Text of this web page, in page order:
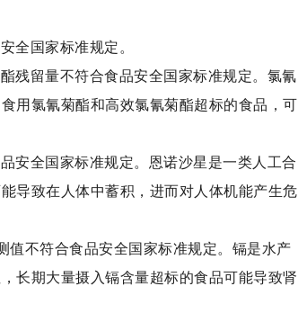
全国家标准规定。
残留量不符合食品安全国家标准规定。氯氰
用氯氰菊酯和高效氯氰菊酯超标的食品，可
安全国家标准规定。恩诺沙星是一类人工合
导致在人体中蓄积，进而对人体机能产生危
不符合食品安全国家标准规定。镉是水产
长期大量摄入镉含量超标的食品可能导致肾